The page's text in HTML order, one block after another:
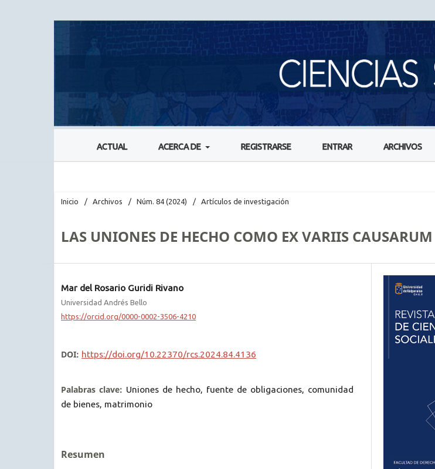
ACTUAL ACERCA DE REGISTRARSE ENTRAR ARCHIVOS
Inicio / Archivos / Núm. 84 (2024) / Artículos de investigación
LAS UNIONES DE HECHO COMO EX VARIIS
Mar del Rosario Guridi Rivano
Universidad Andrés Bello
https://orcid.org/0000-0002-3506-4210
DOI: https://doi.org/10.22370/rcs.2024.84.4136
Palabras clave: Uniones de hecho, fuente de obligaciones, comunidad
de bienes, matrimonio
Resumen